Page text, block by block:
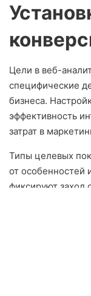
Цели в веб-
специфические
бизнеса.
эффективность
затрат в
Типы целевых
от особенностей
фиксируют заход